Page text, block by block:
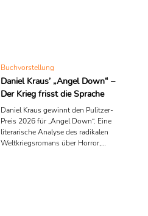
Buchvorstellung
Daniel Kraus’ „Angel Down“ –
Der Krieg frisst die Sprache
Daniel Kraus gewinnt den Pulitzer-
Preis 2026 für „Angel Down“. Eine
literarische Analyse des radikalen
Weltkriegsromans über Horror,